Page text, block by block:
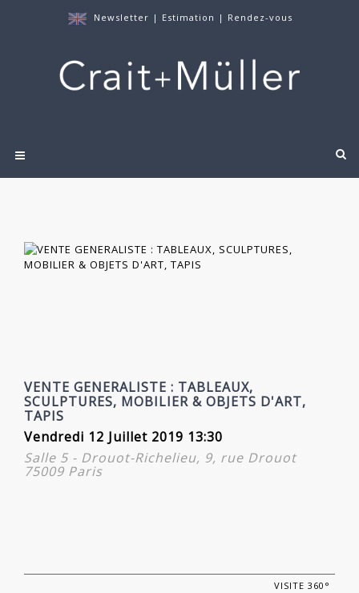
Newsletter | Estimation | Rendez-vous
VENTE GENERALISTE : TABLEAUX,
SCULPTURES, MOBILIER & OBJETS D'ART,
TAPIS
Vendredi 12 Juillet 2019 13:30
Salle 5 - Drouot-Richelieu, 9, rue Drouot
75009 Paris
VISITE 360°